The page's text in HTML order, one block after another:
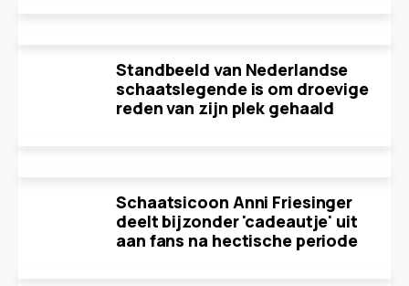
Standbeeld van Nederlandse
schaatslegende is om droevige
reden van zijn plek gehaald
Schaatsicoon Anni Friesinger
deelt bijzonder 'cadeautje' uit
aan fans na hectische periode